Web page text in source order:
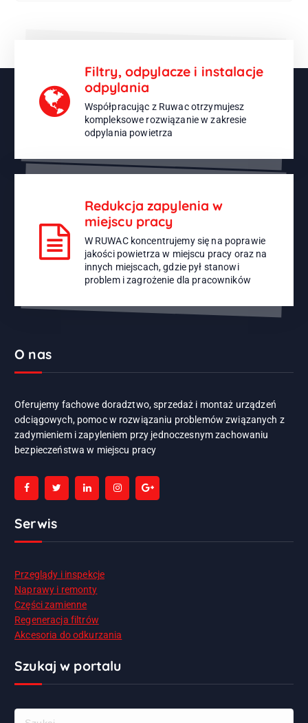
Filtry, odpylacze i instalacje
odpylania
Współpracując z Ruwac otrzymujesz
kompleksowe rozwiązanie w zakresie
odpylania powietrza
Redukcja zapylenia w
miejscu pracy
W RUWAC koncentrujemy się na poprawie
jakości powietrza w miejscu pracy oraz na
innych miejscach, gdzie pył stanowi
problem i zagrożenie dla pracowników
O nas
Oferujemy fachowe doradztwo, sprzedaż i montaż urządzeń
odciągowych, pomoc w rozwiązaniu problemów związanych z
zadymieniem i zapyleniem przy jednoczesnym zachowaniu
bezpieczeństwa w miejscu pracy
Serwis
Przeglądy i inspekcje
Naprawy i remonty
Części zamienne
Regeneracja filtrów
Akcesoria do odkurzania
Szukaj w portalu